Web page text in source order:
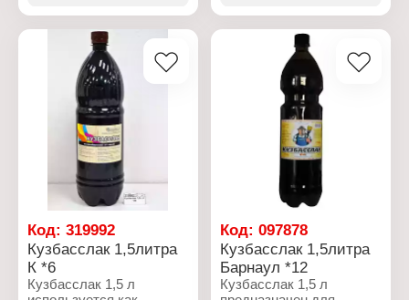
факторов. В качестве
гидроизоляции также
может применяться
средство «Кузбасслак».
Применение по дереву –
еще одно направление
использования данного
состава. Поверхность
материалов,
обработанная лаком, не
боится морозов, влаги
(даже морской воды),
воздействия солнца
(ультрафиолета),
коррозии. После полного
высыхания ее
допускается чистить с
помещение.
Характеристики:
Бренд: ИВК-Плюс
Тип товара: Кузбасслак
Модель: БТ-577
Объем: 0,5 л
Упаковка: ПЭТ бутылка
Код: 319992
Кузбасслак 1,5литра
К *6
Кузбасслак 1,5 л
Код:097878
Кузбасслак 1,5литра
Барнаул *12
Кузбасслак 1,5 л